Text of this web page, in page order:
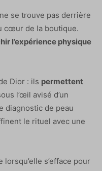
se trouve pas derrière
cœur de la boutique.
l’expérience physique
Dior : ils permettent
l’œil avisé d’un
diagnostic de peau
le rituel avec une
s’efface pour